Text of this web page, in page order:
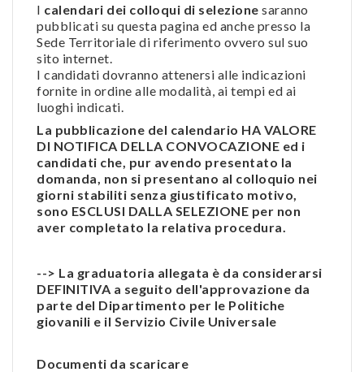
I calendari dei colloqui di selezione saranno
pubblicati su questa pagina ed anche presso la
Sede Territoriale di riferimento ovvero sul suo
sito internet.
I candidati dovranno attenersi alle indicazioni
fornite in ordine alle modalità, ai tempi ed ai
luoghi indicati.
La pubblicazione del calendario HA VALORE
DI NOTIFICA DELLA CONVOCAZIONE ed i
candidati che, pur avendo presentato la
domanda, non si presentano al colloquio nei
giorni stabiliti senza giustificato motivo,
sono ESCLUSI DALLA SELEZIONE per non
aver completato la relativa procedura.
--> La graduatoria allegata è da considerarsi
DEFINITIVA a seguito dell'approvazione da
parte del Dipartimento per le Politiche
giovanili e il Servizio Civile Universale
Documenti da scaricare